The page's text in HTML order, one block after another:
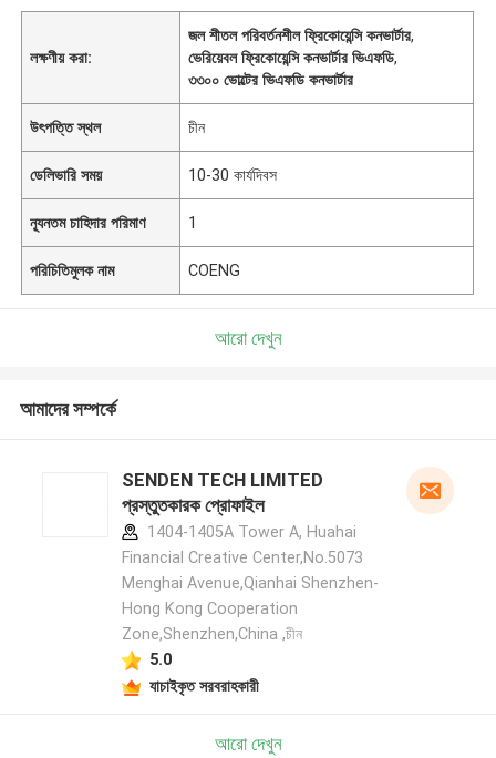
লক্ষণীয় করা:
জল শীতল পরিবর্তনশীল ফ্রিকোয়েন্সি কনভার্টার,
ভেরিয়েবল ফ্রিকোয়েন্সি কনভার্টার ভিএফডি,
৩৩০০ ভোল্টের ভিএফডি কনভার্টার
উৎপত্তি স্থল চীন
ডেলিভারি সময় 10-30 কার্যদিবস
ন্যূনতম চাহিদার পরিমাণ 1
পরিচিতিমুলক নাম COENG
আরো দেখুন
আমাদের সম্পর্কে
SENDEN TECH LIMITED
প্রস্তুতকারক প্রোফাইল
1404-1405A Tower A, Huahai
Financial Creative Center,No.5073
Menghai Avenue,Qianhai Shenzhen-
Hong Kong Cooperation
Zone,Shenzhen,China ,চীন
5.0
যাচাইকৃত সরবরাহকারী
আরো দেখুন